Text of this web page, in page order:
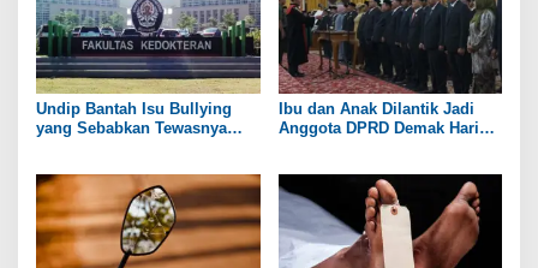
Undip Bantah Isu Bullying
yang Sebabkan Tewasnya
Ibu dan Anak Dilantik Jadi
Anggota DPRD Demak Hari